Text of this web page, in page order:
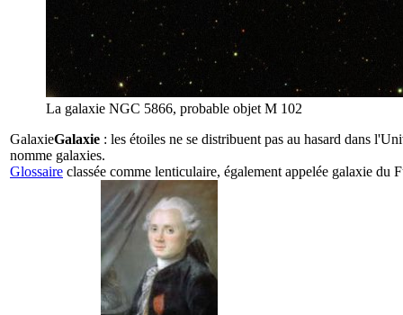
La galaxie NGC 5866, probable objet M 102
GalaxieGalaxie : les étoiles ne se distribuent pas au hasard dans
nomme galaxies.
Glossaire classée comme lenticulaire, également appelée galaxie du